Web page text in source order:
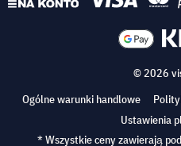
© 2026
Ogólne warunki handlowe
Ustawienia
* Wszystkie ceny zawierają